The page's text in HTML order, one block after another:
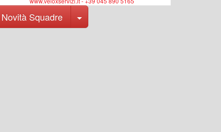
Novità Squadre Toggle Dropdown